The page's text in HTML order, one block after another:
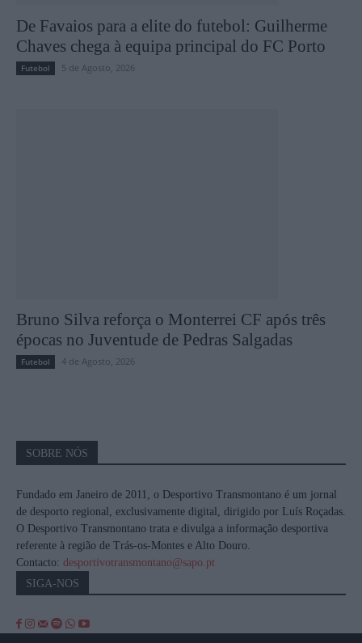
De Favaios para a elite do futebol: Guilherme
Chaves chega à equipa principal do FC Porto
Futebol 5 de Agosto, 2026
Bruno Silva reforça o Monterrei CF após três
épocas no Juventude de Pedras Salgadas
Futebol 4 de Agosto, 2026
SOBRE NÓS
Fundado em Janeiro de 2011, o Desportivo Transmontano é um jornal
de desporto regional, exclusivamente digital, dirigido por Luís Roçadas.
O Desportivo Transmontano trata e divulga a informação desportiva
referente à região de Trás-os-Montes e Alto Douro.
Contacto: desportivotransmontano@sapo.pt
SIGA-NOS